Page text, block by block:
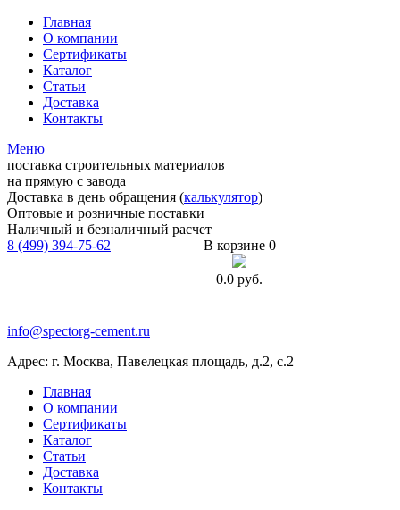
Главная
О компании
Сертификаты
Каталог
Статьи
Доставка
Контакты
Меню
поставка строительных материалов
на прямую с завода
Доставка в день обращения (калькулятор)
Оптовые и розничные поставки
Наличный и безналичный расчет
8 (499) 394-75-62
В корзине 0
0.0 руб.
info@spectorg-cement.ru
Адрес: г. Москва, Павелецкая площадь, д.2, с.2
Главная
О компании
Сертификаты
Каталог
Статьи
Доставка
Контакты